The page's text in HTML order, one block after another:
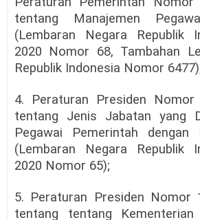
tentang Manajemen
(Lembaran Negara Republik
2020 Nomor 68, Tambahan
Republik Indonesia Nomor
4. Peraturan Presiden
tentang Jenis Jabatan yang
Pegawai Pemerintah dengan
(Lembaran Negara Republik
2020 Nomor 65);
5. Peraturan Presiden Nomor
tentang tentang Kementerian